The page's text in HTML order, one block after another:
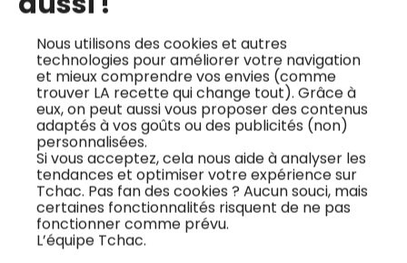
Nous utilisons des cookies et autres
technologies pour améliorer votre navigation
et mieux comprendre vos envies (comme
trouver LA recette qui change tout). Grâce à
eux, on peut aussi vous proposer des contenus
adaptés à vos goûts ou des publicités (non)
personnalisées.
Si vous acceptez, cela nous aide à analyser les
tendances et optimiser votre expérience sur
Tchac. Pas fan des cookies ? Aucun souci, mais
certaines fonctionnalités risquent de ne pas
fonctionner comme prévu.
L’équipe Tchac.
(historias de tacos), qui raconte les histoires et
traditions des recettes iconiques du pays. Le tacos se
mange, mais il se lit et se regarde aussi !